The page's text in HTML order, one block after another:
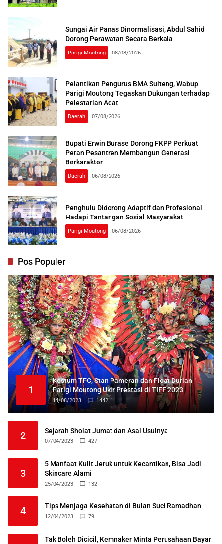
Sungai Air Panas Dinormalisasi, Abdul Sahid
Dorong Perawatan Secara Berkala
Parigi Moutong 08/08/2026
Pelantikan Pengurus BMA Sulteng, Wabup
Parigi Moutong Tegaskan Dukungan terhadap
Pelestarian Adat
Daerah 07/08/2026
Bupati Erwin Burase Dorong FKPP Perkuat
Peran Pesantren Membangun Generasi
Berkarakter
Daerah 06/08/2026
Penghulu Didorong Adaptif dan Profesional
Hadapi Tantangan Sosial Masyarakat
Parigi Moutong 06/08/2026
Pos Populer
1
Kostum TFC, Stan Pameran dan Float Durian
Parigi Moutong Ukir Prestasi di TIFF 2023
14/08/2023 1442
2 Sejarah Sholat Jumat dan Asal Usulnya
07/04/2023 427
3
5 Manfaat Kulit Jeruk untuk Kecantikan, Bisa Jadi
Skincare Alami
25/04/2023 132
4 Tips Menjaga Kesehatan di Bulan Suci Ramadhan
12/04/2023 79
Tak Boleh Dicicil, Kemnaker Minta Perusahaan Bayar